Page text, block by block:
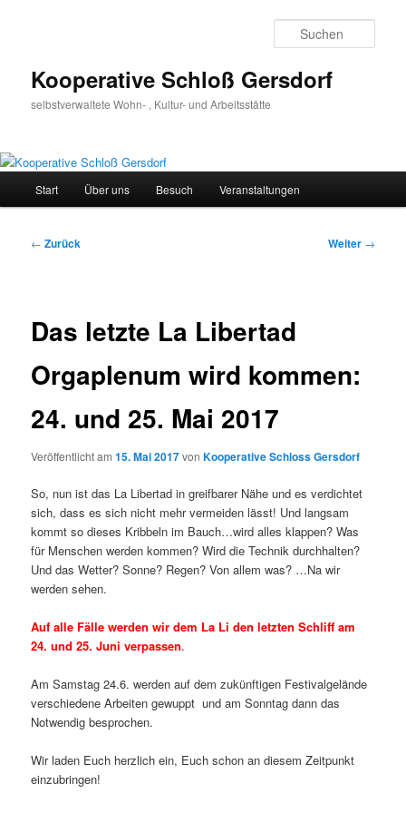
Kooperative Schloß Gersdorf
selbstverwaltete Wohn- , Kultur- und Arbeitsstätte
Start Über uns Besuch Veranstaltungen
Beitragsnavigation
← Zurück Weiter →
Das letzte La Libertad
Orgaplenum wird kommen:
24. und 25. Mai 2017
Veröffentlicht am15. Mai 2017vonKooperative Schloss Gersdorf
So, nun ist das La Libertad in greifbarer Nähe und es verdichtet
sich, dass es sich nicht mehr vermeiden lässt! Und langsam
kommt so dieses Kribbeln im Bauch…wird alles klappen? Was
für Menschen werden kommen? Wird die Technik durchhalten?
Und das Wetter? Sonne? Regen? Von allem was? …Na wir
werden sehen.
Auf alle Fälle werden wir dem La Li den letzten Schliff am
24. und 25. Juni verpassen.
Am Samstag 24.6. werden auf dem zukünftigen Festivalgelände
verschiedene Arbeiten gewuppt und am Sonntag dann das
Notwendig besprochen.
Wir laden Euch herzlich ein, Euch schon an diesem Zeitpunkt
einzubringen!